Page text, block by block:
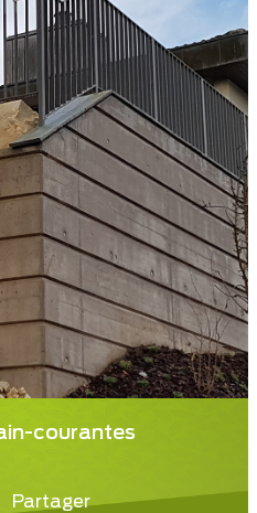
courantes
Partager